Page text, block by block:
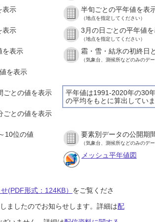
表示 半旬ごとの平年値を表
（地点を指定してください）
表示 3月の日ごとの平年値
（地点を指定してください）
を表示 霜・雪・結氷の初終日
（気象台、測候所などのみのデー
を表示
平年値は1991-2020年の30
の平均をもとに算出していま
ごとの値を表示
ごとの値を表示
10位の値 要素別データの公開期
（気象台、測候所などのみのデー
メッシュ平年値図
(PDF形式：124KB） をご覧くださ
ましたのでお知らせします。詳細は配